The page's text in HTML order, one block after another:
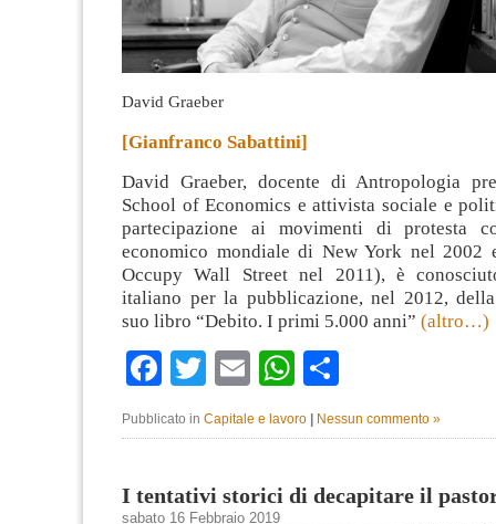
David Graeber
[Gianfranco Sabattini]
David Graeber, docente di Antropologia
School of Economics e attivista sociale e
partecipazione ai movimenti di protesta
economico mondiale di New York nel 2002
Occupy Wall Street nel 2011), è
italiano per la pubblicazione, nel 2012,
suo libro “Debito. I primi 5.000 anni” (altro…)
Facebook
TwitterEmailWhatsApp
Pubblicato in Capitale e lavoro Nessun commento »
I tentativi storici di decapitare il
sabato 16 Febbraio 2019